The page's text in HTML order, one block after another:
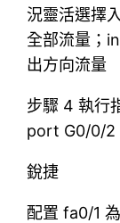
況靈活選擇
全部流量；
出方向流量
步驟 4 執行
port G0/0/2
銳捷
配置 fa0/1